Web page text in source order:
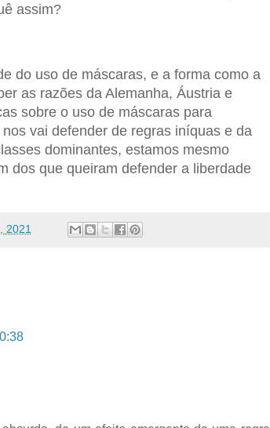
assim?
do uso de máscaras, e a forma como a
as razões da Alemanha, Áustria e
sobre o uso de máscaras para
vai defender de regras iníquas e da
dominantes, estamos mesmo
dos que queiram defender a liberdade
2021